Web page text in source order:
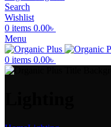
Search
Wishlist
0 items 0.00৳
Menu
0 items 0.00৳